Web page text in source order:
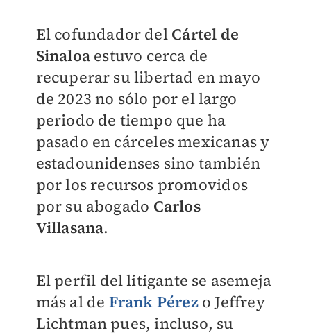
El cofundador delCártel de
Sinaloa estuvo cerca de
recuperar su libertad en mayo
de 2023 no sólo por el largo
periodo de tiempo que ha
pasado en cárceles mexicanas y
estadounidenses sino también
por los recursos promovidos
por su abogado Carlos
Villasana.
El perfil del litigante se asemeja
más al de Frank Pérez o Jeffrey
Lichtman pues, incluso, su